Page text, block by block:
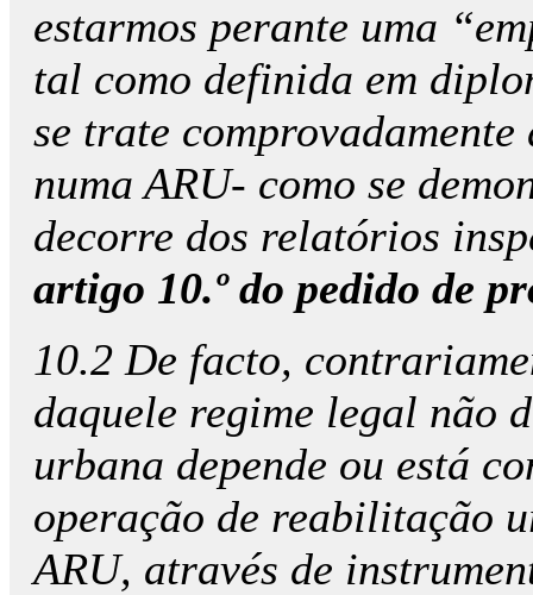
estarmos perante uma
tal como definida em
se trate
numa ARU- como se
decorre dos relatórios
artigo 10.º do pedido de
10.2 De facto,
daquele regime legal não
urbana depende ou está
operação de reabilitação
ARU, através de